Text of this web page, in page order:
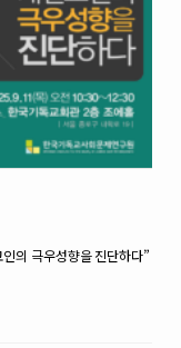
의 극우성향을 진단하다”